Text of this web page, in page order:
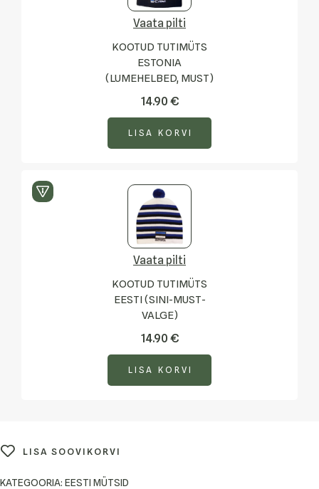
Vaata pilti
KOOTUD TUTIMÜTS
ESTONIA
(LUMEHELBED, MUST)
14.90 €
LISA KORVI
Vaata pilti
KOOTUD TUTIMÜTS
EESTI (SINI-MUST-
VALGE)
14.90 €
LISA KORVI
LISA SOOVIKORVI
KATEGOORIA: EESTI MÜTSID